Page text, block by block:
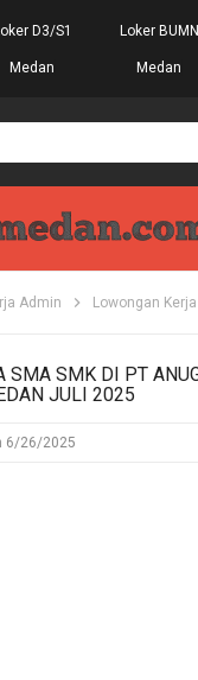
D3/S1
Medan
Loker BUMN
Medan
Admin Lowongan
SMA SMK DI PT
JULI 2025
6/26/2025